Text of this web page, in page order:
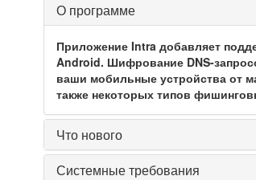
О программе
Приложение Intra добавляет
Android. Шифрование DNS-
ваши мобильные устройства от
также некоторых типов
Что нового
Системные требования